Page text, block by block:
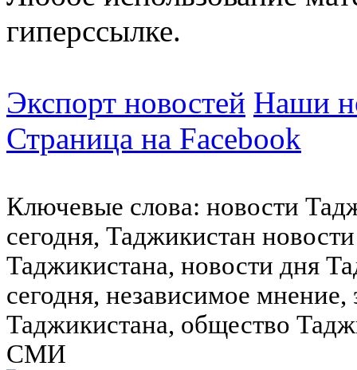
гиперссылке.
Экспорт новостей Наши
Страница на Facebook
Ключевые слова: новости
сегодня, Таджикистан
Таджикистана, новости дня
сегодня, независимое
Таджикистана, общество
СМИ